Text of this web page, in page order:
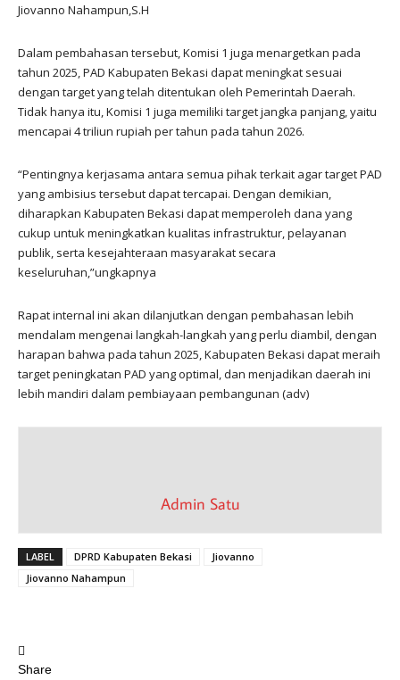
Jiovanno Nahampun,S.H
Dalam pembahasan tersebut, Komisi 1 juga menargetkan pada
tahun 2025, PAD Kabupaten Bekasi dapat meningkat sesuai
dengan target yang telah ditentukan oleh Pemerintah Daerah.
Tidak hanya itu, Komisi 1 juga memiliki target jangka panjang, yaitu
mencapai 4 triliun rupiah per tahun pada tahun 2026.
“Pentingnya kerjasama antara semua pihak terkait agar target PAD
yang ambisius tersebut dapat tercapai. Dengan demikian,
diharapkan Kabupaten Bekasi dapat memperoleh dana yang
cukup untuk meningkatkan kualitas infrastruktur, pelayanan
publik, serta kesejahteraan masyarakat secara
keseluruhan,”ungkapnya
Rapat internal ini akan dilanjutkan dengan pembahasan lebih
mendalam mengenai langkah-langkah yang perlu diambil, dengan
harapan bahwa pada tahun 2025, Kabupaten Bekasi dapat meraih
target peningkatan PAD yang optimal, dan menjadikan daerah ini
lebih mandiri dalam pembiayaan pembangunan (adv)
Admin Satu
LABEL DPRD Kabupaten Bekasi
Jiovanno
Jiovanno Nahampun
Share